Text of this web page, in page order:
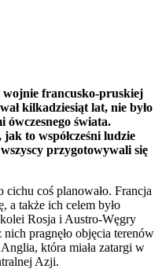
wojnie francusko-pruskiej
kilkadziesiąt lat, nie było
ówczesnego świata.
to współcześni ludzie
przygotowywali się
cichu coś planowało. Francja
a także ich celem było
Rosja i Austro-Węgry
pragnęło objęcia terenów
która miała zatargi w
Azji.